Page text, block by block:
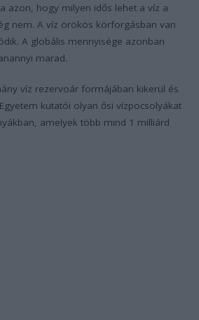
azon, hogy milyen idős lehet a víz a
nem. A víz örökös körforgásban van
A globális mennyisége azonban
marad.
víz rezervoár formájában kikerül és
kutatói olyan ősi vízpocsolyákat
amelyek több mind 1 milliárd